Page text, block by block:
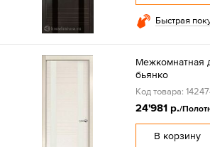
Быстрая
Межкомнатная
бьянко
Код товара:
24'981 р./
В корзину